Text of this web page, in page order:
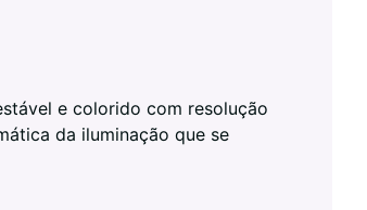
e colorido com resolução
da iluminação que se